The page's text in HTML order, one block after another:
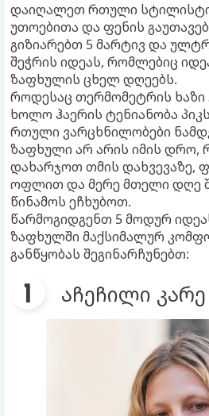
დაიღალეთ რთული
უთოებითა და ფენის
გიზიარებთ 5 მარტივ და
შეჭრის იდეას, რომლებიც
ზაფხულის ცხელ დღეებს.
როდესაც თერმომეტრის ხაზი
ხოლო ჰაერის ტენიანობა
რთული ვარცხნილობები
ზაფხული არ არის იმის დრო,
დახარჯოთ თმის დახვევაზე,
ოფლით და მერე მთელი დღე
წინამოს ეჩხუბოთ.
წარმოგიდგენთ 5 მოდურ
ზაფხულში მაქსიმალურ
განწყობას შეგინარჩუნებთ:
აჩეჩილი კარე